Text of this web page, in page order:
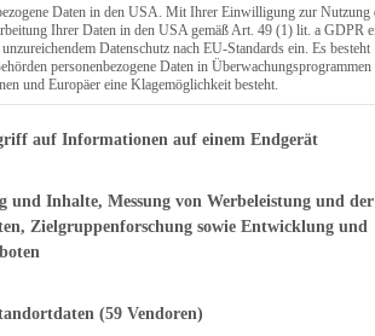
Daten in den USA. Mit Ihrer Einwilligung zur Nutzung
Ihrer Daten in den USA gemäß Art. 49 (1) lit. a GDPR
Datenschutz nach EU-Standards ein. Es besteht
personenbezogene Daten in Überwachungsprogrammen
und Europäer eine Klagemöglichkeit besteht.
der Zwecke des IAB Transparency and
auf Informationen auf einem Endgerät
und Inhalte, Messung von Werbeleistung und der
Zielgruppenforschung sowie Entwicklung und
(59 Vendoren)